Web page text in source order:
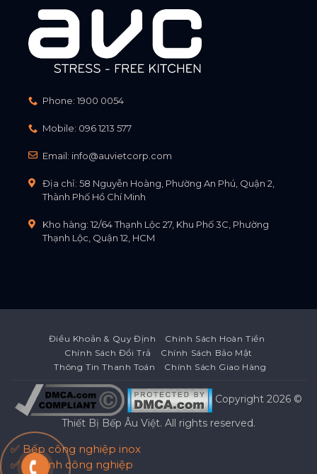
Phone: 1900 0054
Mobile: 096 1213 577
Email: info@auvietcorp.com
Địa chỉ: 58 Nguyễn Hoàng, Phường An Phú, Quận 2,
Thành Phố Hồ Chí Minh
Kho hàng: 12/64 Thạnh Lộc 27, Khu Phố 3C, Phường
Thạnh Lộc, Quận 12, HCM
Điều Khoản & Quy Định
Chính Sách Hoàn Tiền
Chính Sách Đổi Trả
Chính Sách Bảo Mật
Thông Tin Thanh Toán
Chính Sách Giao Hàng
Copyright 2026 ©
Thiết Bị Bếp Âu Việt. All rights reserved.
✅ Bếp công nghiệp inox
✅ Tủ lạnh công nghiệp